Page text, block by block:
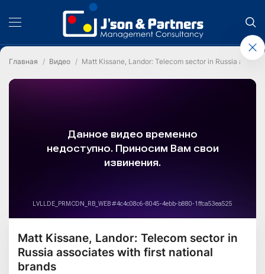
Главная Видео Matt Kissane, Landor: Telecom sector in Russia
Matt Kissane, Landor: Telecom sector in
Russia associates with first national
brands